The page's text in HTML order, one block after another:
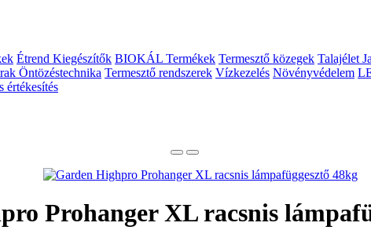
Étrend Kiegészítők BIOKÁL Termékek Termesztő közegek Talajélet
Öntözéstechnika Termesztő rendszerek Vízkezelés Növényvédelem
értékesítés
Prohanger XL racsnis